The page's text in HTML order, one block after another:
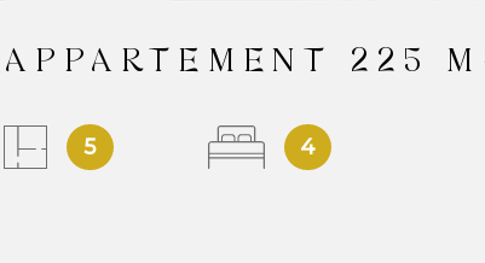
APPARTEMENT 225
5 4